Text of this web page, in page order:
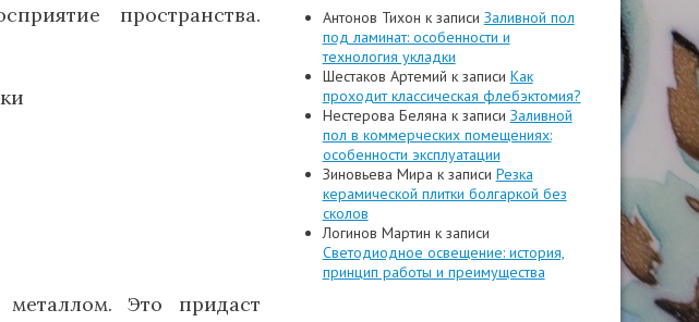
пространства.
Это придаст
Антонов Тихон к записи Заливной пол
под ламинат: особенности и
технология укладки
Шестаков Артемий к записи Как
проходит классическая флебэктомия?
Нестерова Беляна к записи Заливной
пол в коммерческих помещениях:
особенности эксплуатации
Зиновьева Мира к записи Резка
керамической плитки болгаркой без
сколов
Логинов Мартин к записи
Светодиодное освещение: история,
принцип работы и преимущества